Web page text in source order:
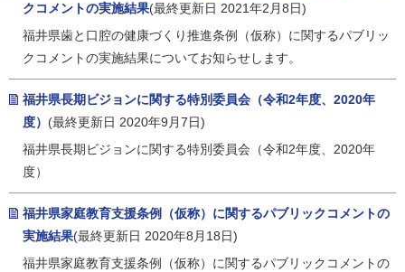
クコメントの実施結果(最終更新日 2021年2月8日)
福井県歯と口腔の健康づくり推進条例（仮称）に関するパブリッ
クコメントの実施結果についてお知らせします。
福井県長期ビジョンに関する特別委員会（令和2年度、2020年
度） (最終更新日 2020年9月7日)
福井県長期ビジョンに関する特別委員会（令和2年度、2020年
度）
福井県家庭教育支援条例（仮称）に関するパブリックコメントの
実施結果(最終更新日 2020年8月18日)
福井県家庭教育支援条例（仮称）に関するパブリックコメントの